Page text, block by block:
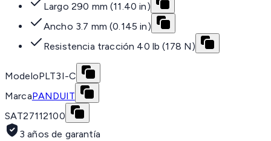
Largo 290 mm (11.40 in)
Ancho 3.7 mm (0.145 in)
Resistencia tracción 40 lb (178 N)
ModeloPLT3I-C
MarcaPANDUIT
SAT27112100
3 años de garantía